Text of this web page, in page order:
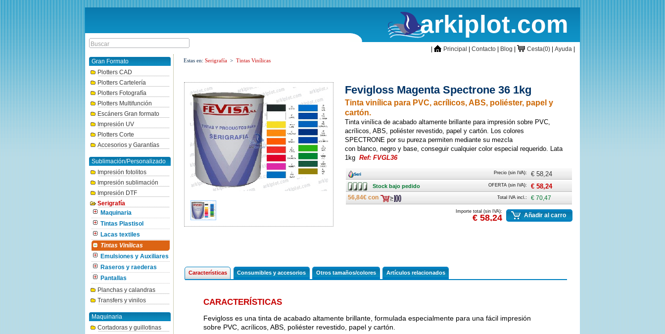
arkiplot.com
inicioPrincipal Contacto Blog CestaCesta(0) Ayuda
Gran Formato
Plotters CAD
Plotters Cartelería
Plotters Fotografía
Plotters Multifunción
Escáners Gran formato
Impresión UV
Plotters Corte
Accesorios y Garantías
Sublimación/Personalizado
Impresión fotolitos
Impresión sublimación
Impresión DTF
Serigrafía
Maquinaria
Tintas Plastisol
Lacas textiles
Tintas Vinílicas
Emulsiones y Auxiliares
Raseros y raederas
Pantallas
Planchas y calandras
Transfers y vinilos
Maquinaria
Cortadoras y guillotinas
Estas en: Serigrafía > Tintas Vinílicas
Fevigloss Magenta Spectrone 36 1kg
Tinta vinílica para PVC, acrílicos, ABS, poliéster, papel y
cartón.
Tinta vinílica de acabado altamente brillante para impresión sobre PVC,
acrílicos, ABS, poliéster revestido, papel y cartón. Los colores
SPECTRONE por su pureza permiten mediante su mezcla
con blanco, negro y base, conseguir cualquier color especial requerido. Lata
1kg Ref: FVGL36
Ancho Precio (sin IVA): € 58,24
Stock
bajo
pedido
Stock bajo pedido OFERTA (sin IVA): € 58,24
56,84€ con Total IVA incl.: € 70,47
Importe total (sin IVA):
€ 58,24 Añadir al carro
Características Consumibles y accesorios Otros tamaños/colores Artículos relacionados
CARACTERÍSTICAS
Fevigloss es una tinta de acabado altamente brillante, formulada especialmente para una fácil impresión
sobre PVC, acrílicos, ABS, poliéster revestido, papel y cartón.